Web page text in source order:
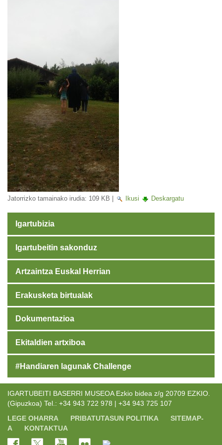
Jatorrizko tamainako irudia: 109 KB Ikusi Deskargatu
Igartubizia
Igartubeitin sakonduz
Artzaintza Euskal Herrian
Erakusketa birtualak
Dokumentazioa
Ekitaldien artxiboa
#Handiaren lagunak Challenge
IGARTUBEITI BASERRI MUSEOA Ezkio bidea z/g 20709 EZKIO.
(Gipuzkoa) Tel.: +34 943 722 978 | +34 943 725 107
LEGE OHARRA
PRIBATUTASUN POLITIKA
SITEMAP-
A
KONTAKTUA